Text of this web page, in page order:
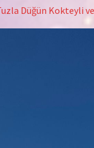
Düğün Kokteyli